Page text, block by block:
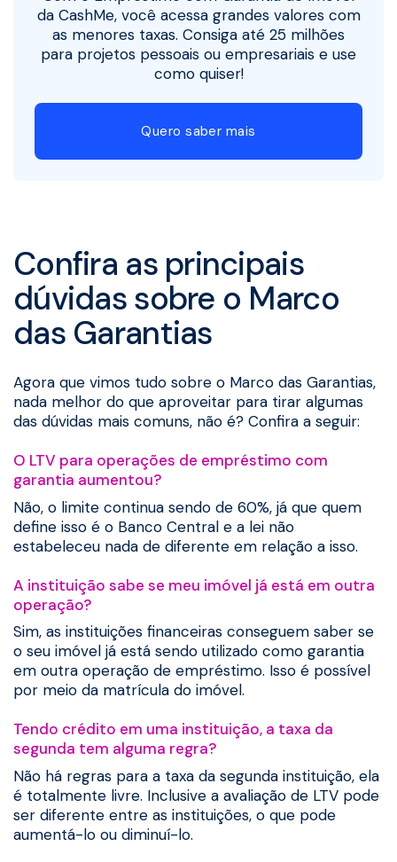
da CashMe, você acessa grandes valores com
as menores taxas. Consiga até 25 milhões
para projetos pessoais ou empresariais e use
como quiser!
Quero saber mais
Confira as principais
dúvidas sobre o Marco
das Garantias
Agora que vimos tudo sobre o Marco das Garantias,
nada melhor do que aproveitar para tirar algumas
das dúvidas mais comuns, não é? Confira a seguir:
O LTV para operações de empréstimo com
garantia aumentou?
Não, o limite continua sendo de 60%, já que quem
define isso é o Banco Central e a lei não
estabeleceu nada de diferente em relação a isso.
A instituição sabe se meu imóvel já está em outra
operação?
Sim, as instituições financeiras conseguem saber se
o seu imóvel já está sendo utilizado como garantia
em outra operação de empréstimo. Isso é possível
por meio da matrícula do imóvel.
Tendo crédito em uma instituição, a taxa da
segunda tem alguma regra?
Não há regras para a taxa da segunda instituição, ela
é totalmente livre. Inclusive a avaliação de LTV pode
ser diferente entre as instituições, o que pode
aumentá-lo ou diminuí-lo.